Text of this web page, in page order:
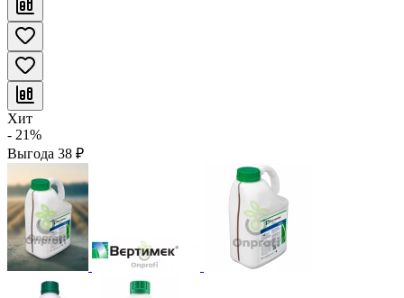
Хит
- 21%
Выгода 38 ₽